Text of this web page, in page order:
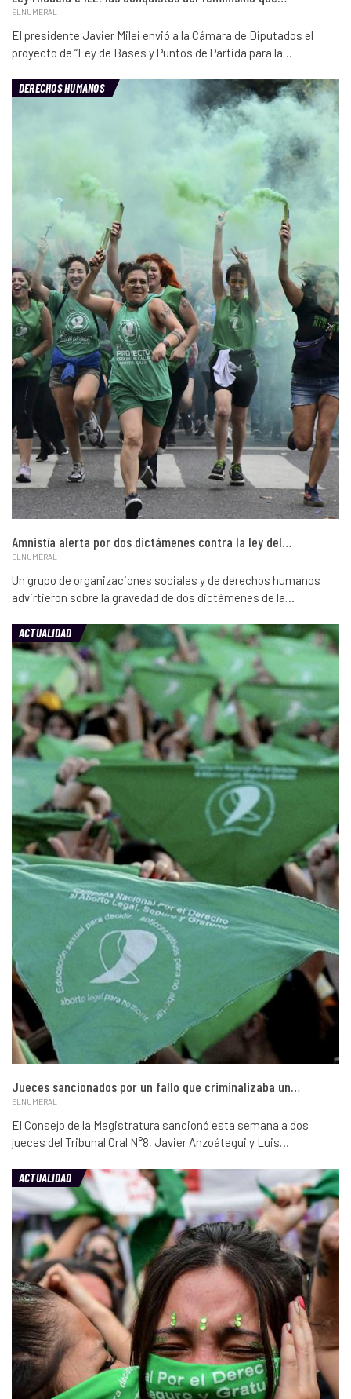
ELNUMERAL
El presidente Javier Milei envió a la Cámara de Diputados el
proyecto de “Ley de Bases y Puntos de Partida para la…
DERECHOS HUMANOS
Amnistía alerta por dos dictámenes contra la ley del…
ELNUMERAL
Un grupo de organizaciones sociales y de derechos humanos
advirtieron sobre la gravedad de dos dictámenes de la…
ACTUALIDAD
Jueces sancionados por un fallo que criminalizaba un…
ELNUMERAL
El Consejo de la Magistratura sancionó esta semana a dos
jueces del Tribunal Oral N°8, Javier Anzoátegui y Luis…
ACTUALIDAD